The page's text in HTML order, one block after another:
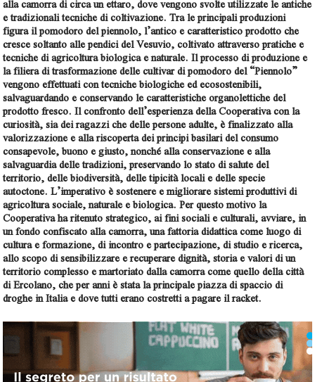
e tradizionali tecniche di coltivazione. Tra le principali produzioni
figura ilpomodoro del piennolo, l’antico e caratteristico prodotto che
cresce soltanto alle pendici del Vesuvio, coltivato attraverso pratiche e
tecniche diagricoltura biologica e naturale.Il processo di produzione e
la filiera di trasformazione delle cultivar di pomodoro del “Piennolo”
vengono effettuati con tecniche biologiche ed ecosostenibili,
salvaguardando e conservando le caratteristiche organolettiche del
prodotto fresco. Il confronto dell’esperienza della Cooperativa con la
curiosità, sia dei ragazzi che delle persone adulte, è finalizzato alla
valorizzazione e alla riscoperta dei principi basilari del consumo
consapevole, buono e giusto, nonché alla conservazione e alla
salvaguardia delle tradizioni, preservando lo stato di salute del
territorio, delle biodiversità, delle tipicità locali e delle specie
autoctone. L’imperativo è sostenere e migliorare sistemi produttivi di
agricoltura sociale, naturale e biologica. Per questo motivo la
Cooperativa ha ritenuto strategico, ai fini sociali e culturali, avviare, in
un fondo confiscato alla camorra, una fattoria didattica come luogo di
cultura e formazione, di incontro e partecipazione, di studio e ricerca,
allo scopo di sensibilizzare e recuperare dignità, storia e valori di un
territorio complesso e martoriato dalla camorra come quello della città
di Ercolano, che per anni è stata la principale piazza di spaccio di
droghe in Italia e dove tutti erano costretti a pagare il racket.